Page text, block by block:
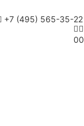
+7 (495) 565-35-22
00